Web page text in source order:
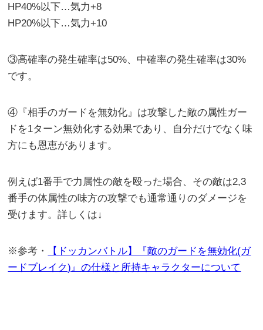
HP40%以下…気力+8
HP20%以下…気力+10
③高確率の発生確率は50%、中確率の発生確率は30%
です。
④『相手のガードを無効化』は攻撃した敵の属性ガー
ドを1ターン無効化する効果であり、自分だけでなく味
方にも恩恵があります。
例えば1番手で力属性の敵を殴った場合、その敵は2,3
番手の体属性の味方の攻撃でも通常通りのダメージを
受けます。詳しくは↓
※参考・
【ドッカンバトル】『敵のガードを無効化(ガ
ードブレイク)』の仕様と所持キャラクターについて